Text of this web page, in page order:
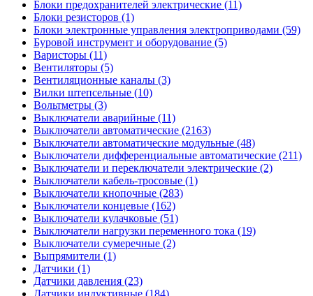
Блоки предохранителей электрические (11)
Блоки резисторов (1)
Блоки электронные управления электроприводами (59)
Буровой инструмент и оборудование (5)
Варисторы (11)
Вентиляторы (5)
Вентиляционные каналы (3)
Вилки штепсельные (10)
Вольтметры (3)
Выключатели аварийные (11)
Выключатели автоматические (2163)
Выключатели автоматические модульные (48)
Выключатели дифференциальные автоматические (211)
Выключатели и переключатели электрические (2)
Выключатели кабель-тросовые (1)
Выключатели кнопочные (283)
Выключатели концевые (162)
Выключатели кулачковые (51)
Выключатели нагрузки переменного тока (19)
Выключатели сумеречные (2)
Выпрямители (1)
Датчики (1)
Датчики давления (23)
Датчики индуктивные (184)